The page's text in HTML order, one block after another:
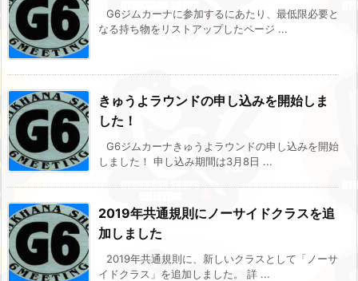
G6ジムカーナに参加するにあたり、最低限必要と
なる持ち物をリストアップしたページ ...
きゅうよラウンドの申し込みを開始しま
した！
G6ジムカーナきゅうよラウンドの申し込みを開始
しました！ 申し込み期間は3月8日 ...
2019年共通規則にノーサイドクラスを追
加しました
2019年共通規則に、新しいクラスとして「ノーサ
イドクラス」を追加しました。 詳 ...